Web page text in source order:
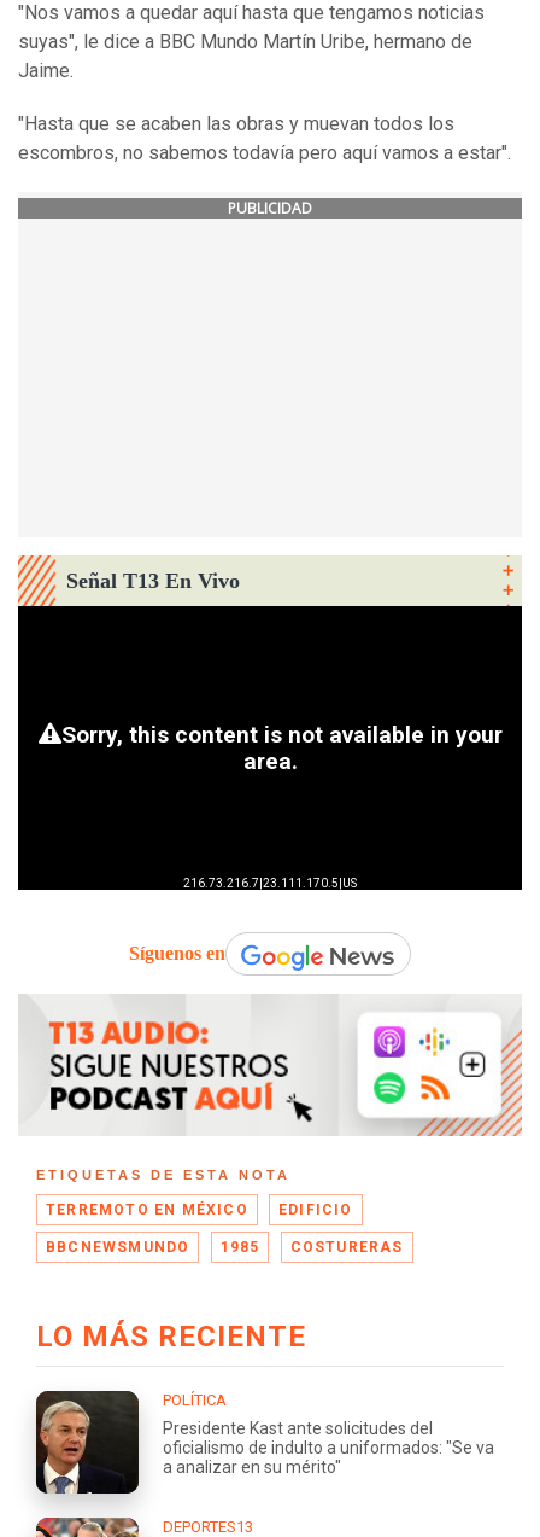
"Nos vamos a quedar aquí hasta que tengamos noticias
suyas", le dice a BBC Mundo Martín Uribe, hermano de
Jaime.
"Hasta que se acaben las obras y muevan todos los
escombros, no sabemos todavía pero aquí vamos a estar".
PUBLICIDAD
Señal T13 En Vivo
Síguenos en
ETIQUETAS DE ESTA NOTA
TERREMOTO EN MÉXICO EDIFICIO
BBCNEWSMUNDO 1985 COSTURERAS
LO MÁS RECIENTE
POLÍTICA
Presidente Kast ante solicitudes del
oficialismo de indulto a uniformados: "Se va
a analizar en su mérito"
DEPORTES13